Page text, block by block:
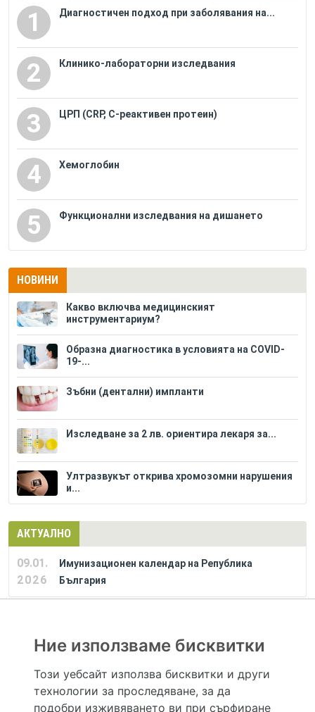
1 Диагностичен подход при заболявания на...
2 Клинико-лабораторни изследвания
3 ЦРП (CRP, С-реактивен протеин)
4 Хемоглобин
5 Функционални изследвания на дишането
НОВИНИ
Какво включва медицинският
инструментариум?
Образна диагностика в условията на COVID-
19-...
Зъбни (дентални) импланти
Изследване за 2 лв. ориентира лекаря за...
Ултразвукът открива хромозомни нарушения
и...
АКТУАЛНО
09.01.
2026
Имунизационен календар на Република
България
Hapche.bg НЕ е медицински, зравен или сроден специалист и НЕ дава медицински
консултации и здравни съвети. Hapche.bg НЕ се явява медицинска услуга и НЕ
осигурява диагноза и лечение. Hapche.bg НЕ препоръчва медицински и други здравни и
Ние използваме бисквитки
Този уебсайт използва бисквитки и други
технологии за проследяване, за да
подобри изживяването ви при сърфиране